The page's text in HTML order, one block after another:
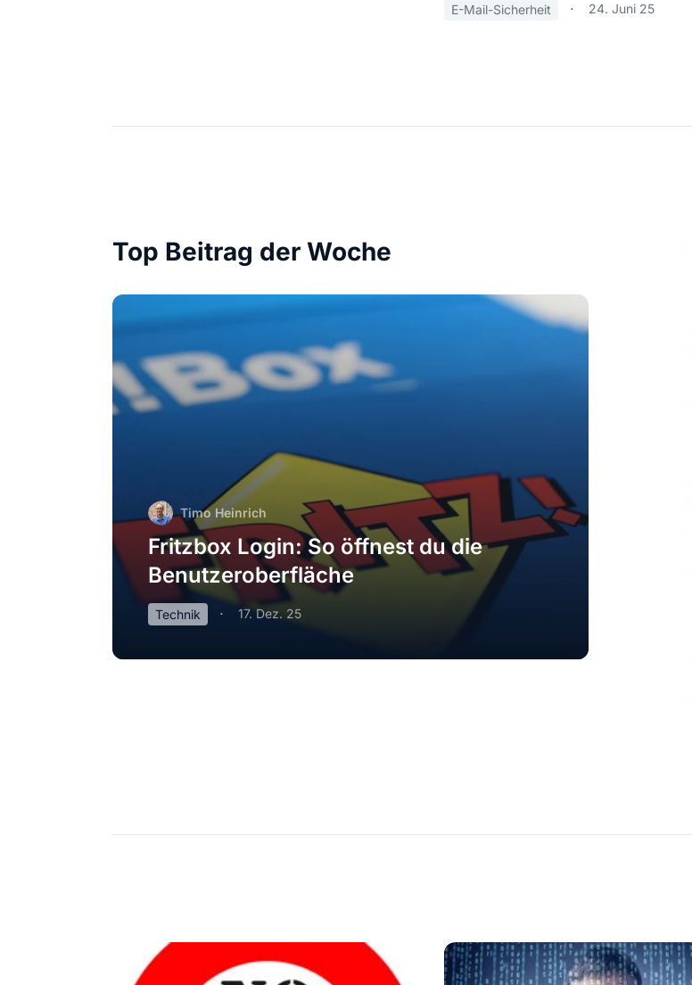
E-Mail-Sicherheit 24. Juni 25
Top Beitrag der Woche
Timo Heinrich
Fritzbox Login: So öffnest du die
Benutzeroberfläche
Technik 17. Dez. 25